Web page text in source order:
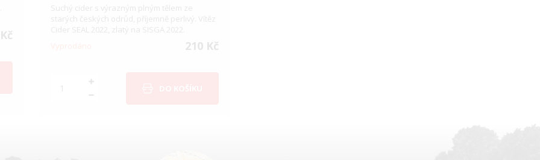
Suchý cider s výrazným plným tělem ze
starých českých odrůd, příjemně perlivý. Vítěz
Cider SEAL 2022, zlatý na SISGA 2022.
Vyprodáno
210 Kč